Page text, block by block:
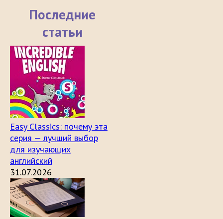
Последние
статьи
Easy Classics: почему эта
серия — лучший выбор
для изучающих
английский
31.07.2026